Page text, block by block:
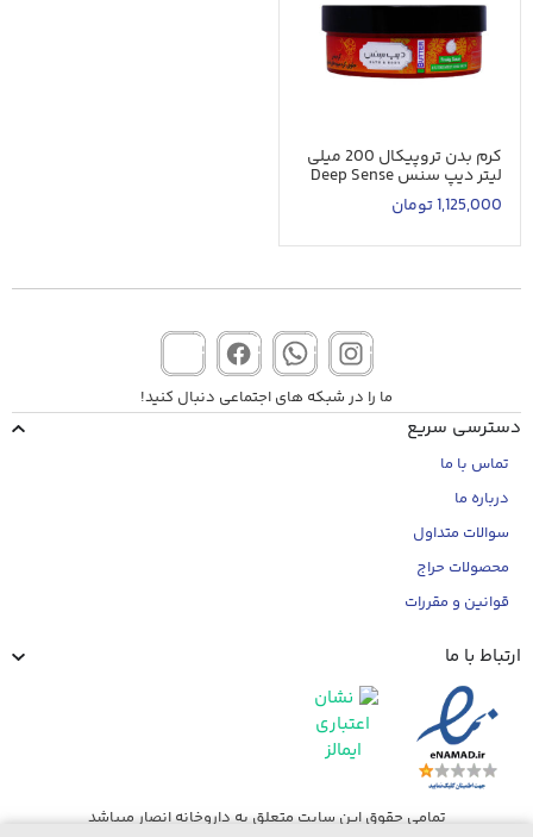
کرم بدن تروپیکال 200 میلی
لیتر دیپ سنس Deep Sense
1,125,000تومان
ما را در شبکه های اجتماعی دنبال کنید!
دسترسی سریع
تماس با ما
درباره ما
سوالات متداول
محصولات حراج
قوانین و مقررات
ارتباط با ما
تمامی حقوق این سایت متعلق به داروخانه انصار میباشد